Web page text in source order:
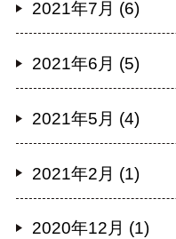
2021年7月 (6)
2021年6月 (5)
2021年5月 (4)
2021年2月 (1)
2020年12月 (1)